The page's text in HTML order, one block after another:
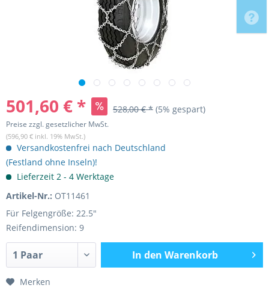
501,60 € * 528,00 € * (5% gespart)
Preise zzgl. gesetzlicher MwSt.
(596,90 € inkl. 19% MwSt.)
Versandkostenfrei nach Deutschland
(Festland ohne Inseln)!
Lieferzeit 2 - 4 Werktage
Artikel-Nr.: OT11461
Für Felgengröße: 22.5"
Reifendimension: 9
In den Warenkorb
Merken